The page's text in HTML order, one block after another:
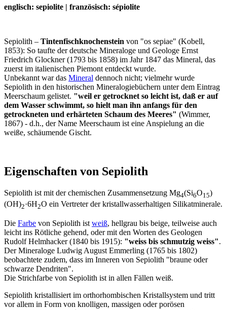
englisch: sepiolite | französisch: sépiolite
Sepiolith – Tintenfischknochenstein von "os sepiae" (Kobell,
1853): So taufte der deutsche Mineraloge und Geologe Ernst
Friedrich Glockner (1793 bis 1858) im Jahr 1847 das Mineral, das
zuerst im italienischen Piemont entdeckt wurde.
Unbekannt war das Mineral dennoch nicht; vielmehr wurde
Sepiolith in den historischen Mineralogiebüchern unter dem Eintrag
Meerschaum gelistet. "weil er getrocknet so leicht ist, daß er auf
dem Wasser schwimmt, so hielt man ihn anfangs für den
getrockneten und erhärteten Schaum des Meeres" (Wimmer,
1867) - d.h., der Name Meerschaum ist eine Anspielung an die
weiße, schäumende Gischt.
Eigenschaften von Sepiolith
Sepiolith ist mit der chemischen Zusammensetzung Mg4(Si6O15)
(OH)2·6H2O ein Vertreter der kristallwasserhaltigen Silikatminerale.
Die Farbe von Sepiolith ist weiß, hellgrau bis beige, teilweise auch
leicht ins Rötliche gehend, oder mit den Worten des Geologen
Rudolf Helmhacker (1840 bis 1915): "weiss bis schmutzig weiss".
Der Mineraloge Ludwig August Emmerling (1765 bis 1802)
beobachtete zudem, dass im Inneren von Sepiolith "braune oder
schwarze Dendriten".
Die Strichfarbe von Sepiolith ist in allen Fällen weiß.
Sepiolith kristallisiert im orthorhombischen Kristallsystem und tritt
vor allem in Form von knolligen, massigen oder porösen